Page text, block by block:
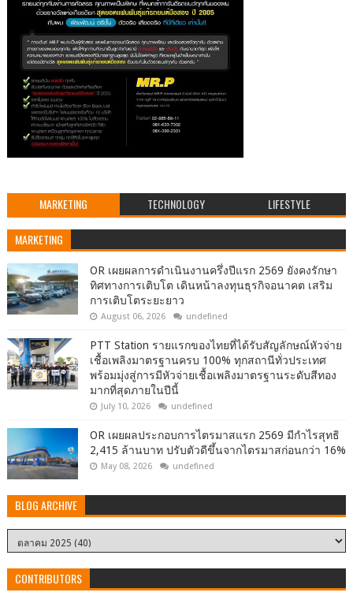
MARKETING TECHNOLOGY LIFESTYLE
MARKETING
OR เผยผลการดำเนินงานครึ่งปีแรก 2569 ยังคงรักษา
ทิศทางการเติบโต เดินหน้าลงทุนธุรกิจอนาคต เสริม
การเติบโตระยะยาว
August 06, 2026 undefined
PTT Station รายแรกของไทยที่ได้รับสัญลักษณ์หัวจ่าย
เชื้อเพลิงมาตรฐานครบ 100% ทุกสถานีทั่วประเทศ
พร้อมมุ่งสู่การมีหัวจ่ายเชื้อเพลิงมาตรฐานระดับสีทอง
มากที่สุดภายในปีนี้
July 10, 2026 undefined
OR เผยผลประกอบการไตรมาสแรก 2569 มีกำไรสุทธิ
2,415 ล้านบาท ปรับตัวดีขึ้นจากไตรมาสก่อนกว่า 16%
May 08, 2026 undefined
BLOG ARCHIVE
CONTRIBUTORS